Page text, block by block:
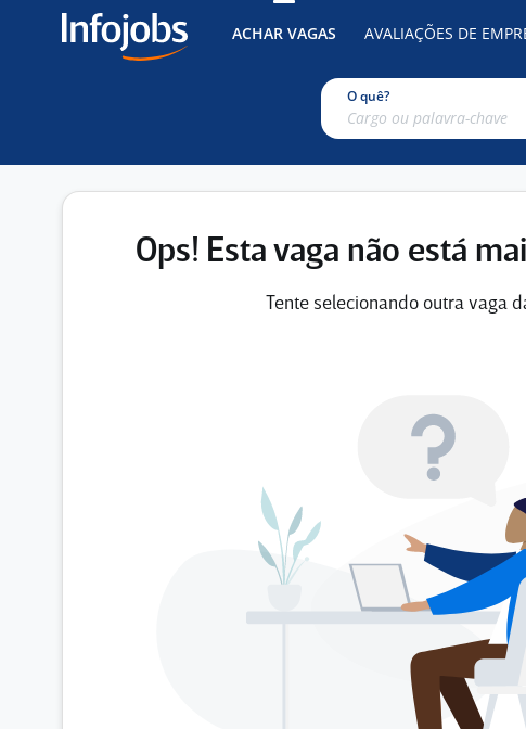
ACHAR VAGAS AVALIAÇÕES DE
O quê?
Ops! Esta vaga não está
Tente selecionando outra vaga